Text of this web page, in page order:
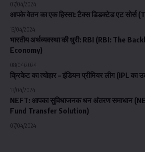
07/04/2024
आपके वेतन का एक हिस्सा: टैक्स डिडक्टेड एट सोर्स
13/04/2024
भारतीय अर्थव्यवस्था की धुरी: RBI (RBI: The
Economy)
08/04/2024
क्रिकेट का त्योहार – इंडियन प्रीमियर लीग (IPL का
13/04/2024
NEFT: आपका सुविधाजनक धन अंतरण समाधान
Fund Transfer Solution)
07/04/2024